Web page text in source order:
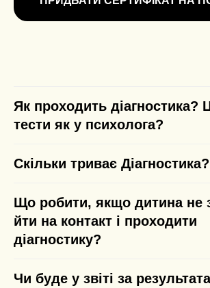
Як проходить діагностика?
тести як у психолога?
Скільки триває Діагностика?
Що робити, якщо дитина не
йти на контакт і проходити
діагностику?
Чи буде у звіті за